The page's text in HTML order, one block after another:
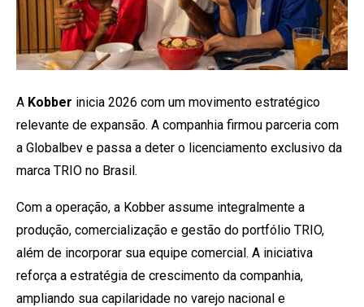
A Kobber inicia 2026 com um movimento estratégico
relevante de expansão. A companhia firmou parceria com
a Globalbev e passa a deter o licenciamento exclusivo da
marca TRIO no Brasil.
Com a operação, a Kobber assume integralmente a
produção, comercialização e gestão do portfólio TRIO,
além de incorporar sua equipe comercial. A iniciativa
reforça a estratégia de crescimento da companhia,
ampliando sua capilaridade no varejo nacional e